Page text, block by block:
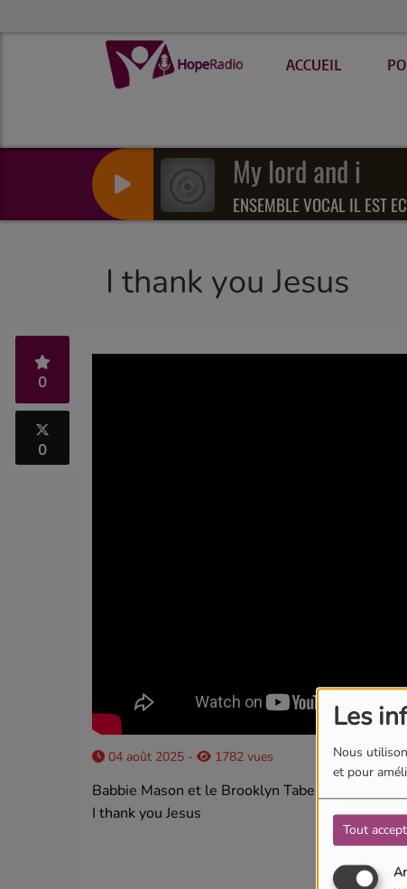
Les
Nous
et pour
Tout
ACCUEIL
My lord and i
ENSEMBLE VOCAL IL EST
I thank you Jesus
0
0
04 août 2025 - 1782 vues
Babbie Mason et le Brooklyn Tabernacle Choir
I thank you Jesus